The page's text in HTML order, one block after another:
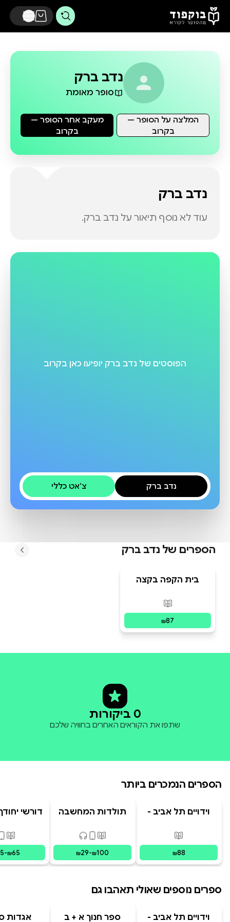
דלג לתוכן הראשי
נדב ברק
סופר מאומת
מעקב אחר הסופר —
בקרוב
המלצה על הסופר —
בקרוב
נדב ברק
עוד לא נוסף תיאור על נדב ברק.
הפוסטים של נדב ברק יופיעו כאן בקרוב
נדב ברק צ׳אט כללי
הספרים של נדב ברק
בית הקפה בקצה
פורמטים זמינים
₪87
0 ביקורות
שתפו את הקוראים האחרים בחוויה שלכם
הספרים הנמכרים ביותר
וידויים תל אביב -
פורמטים זמינים
מודפס
₪88
תולדות המחשבה
פורמטים זמינים
מודפס,
₪29-₪100
דורשי
-₪65
ספרים נוספים שאולי תאהבו גם
וידויים תל אביב -
ספר חנוך א + ב
אגדות